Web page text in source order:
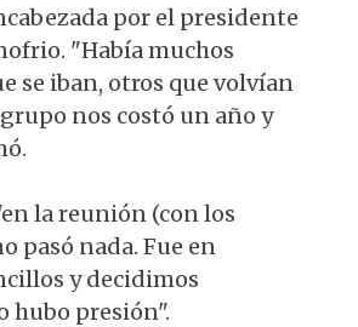
por el presidente
"Había muchos
se iban, otros que volvían
nos costó un año y
la reunión (con los
pasó nada. Fue en
y decidimos
hubo presión".